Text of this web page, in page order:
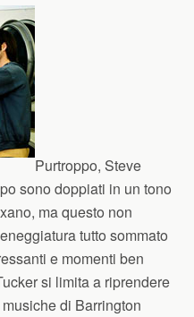
Purtroppo, Steve
sono doppiati in un tono
ma questo non
tutto sommato
e momenti ben
si limita a riprendere
di Barrington